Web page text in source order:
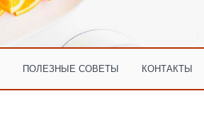
ПОЛЕЗНЫЕ СОВЕТЫ КОНТАКТЫ